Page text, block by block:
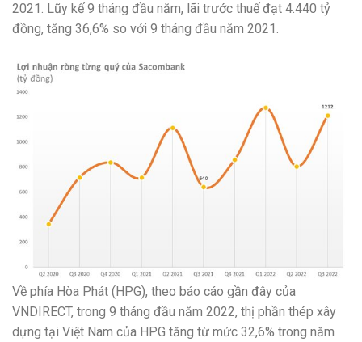
2021. Lũy kế 9 tháng đầu năm, lãi trước thuế đạt 4.440 tỷ
đồng, tăng 36,6% so với 9 tháng đầu năm 2021.
Về phía Hòa Phát (HPG), theo báo cáo gần đây của
VNDIRECT, trong 9 tháng đầu năm 2022, thị phần thép xây
dựng tại Việt Nam của HPG tăng từ mức 32,6% trong năm